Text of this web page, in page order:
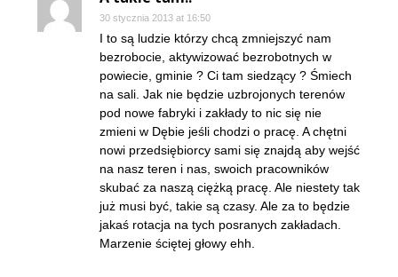
30 stycznia 2013 at 16:50
I to są ludzie którzy chcą zmniejszyć nam
bezrobocie, aktywizować bezrobotnych w
powiecie, gminie ? Ci tam siedzący ? Śmiech
na sali. Jak nie będzie uzbrojonych terenów
pod nowe fabryki i zakłady to nic się nie
zmieni w Dębie jeśli chodzi o pracę. A chętni
nowi przedsiębiorcy sami się znajdą aby wejść
na nasz teren i nas, swoich pracowników
skubać za naszą ciężką pracę. Ale niestety tak
już musi być, takie są czasy. Ale za to będzie
jakaś rotacja na tych posranych zakładach.
Marzenie ściętej głowy ehh.